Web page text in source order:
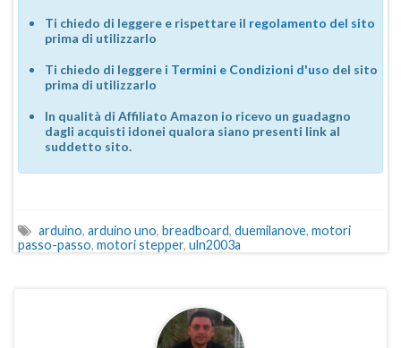
Ti chiedo di leggere e rispettare il regolamento del sito
prima di utilizzarlo
Ti chiedo di leggere i Termini e Condizioni d'uso del sito
prima di utilizzarlo
In qualità di Affiliato Amazon io ricevo un guadagno
dagli acquisti idonei qualora siano presenti link al
suddetto sito.
arduino, arduino uno, breadboard, duemilanove, motori
passo-passo, motori stepper, uln2003a